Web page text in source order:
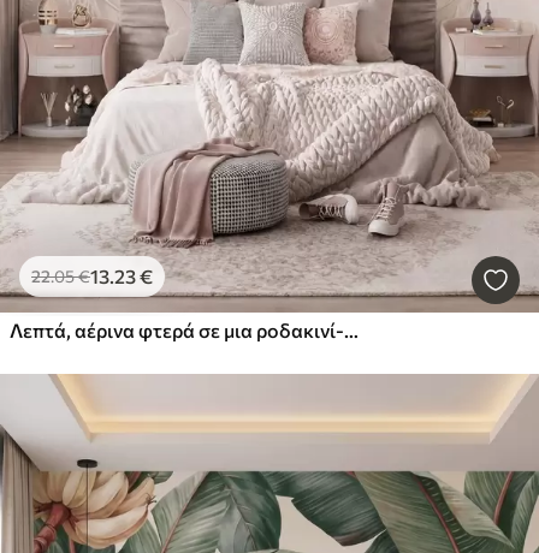
22.05€13 .23€